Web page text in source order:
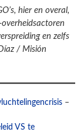
hier en overal,
en zelfs
/ Misión
–
VS te